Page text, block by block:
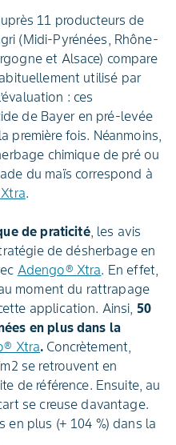
11 producteurs de
(Midi-Pyrénées, Rhône-
et Alsace) compare
utilisé par
: ces
de Bayer en pré-levée
première fois. Néanmoins,
chimique de pré ou
du maïs correspond à
.
de praticité, les avis
de désherbage en
Adengo® Xtra. En effet,
moment du rattrapage
application. Ainsi, 50
en plus dans la
Xtra. Concrètement,
se retrouvent en
de référence. Ensuite, au
se creuse davantage.
plus (+ 104 %) dans la